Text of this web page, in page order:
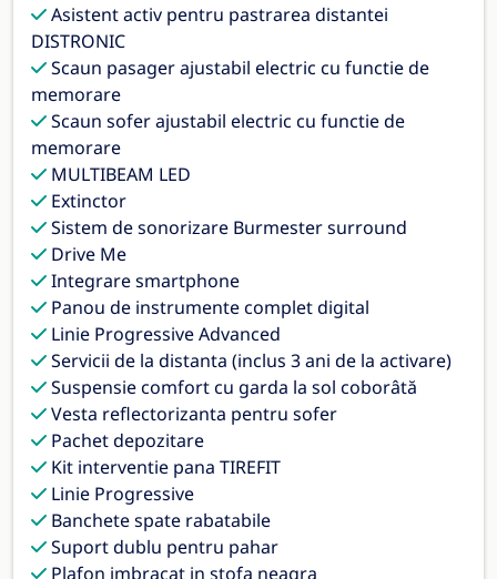
Asistent activ pentru pastrarea distantei
DISTRONIC
Scaun pasager ajustabil electric cu functie de
memorare
Scaun sofer ajustabil electric cu functie de
memorare
MULTIBEAM LED
Extinctor
Sistem de sonorizare Burmester surround
Drive Me
Integrare smartphone
Panou de instrumente complet digital
Linie Progressive Advanced
Servicii de la distanta (inclus 3 ani de la activare)
Suspensie comfort cu garda la sol coborâtă
Vesta reflectorizanta pentru sofer
Pachet depozitare
Kit interventie pana TIREFIT
Linie Progressive
Banchete spate rabatabile
Suport dublu pentru pahar
Plafon imbracat in stofa neagra